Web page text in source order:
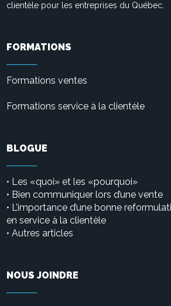
clientèle pour les entreprises du Québec.
FORMATIONS
Formations ventes
Formations service à la clientèle
BLOGUE
• Les «quoi» et les «pourquoi»
• Bien communiquer lors d’une vente
• L’importance d’une bonne
en service à la clientèle
•Autres articles
NOUS JOINDRE